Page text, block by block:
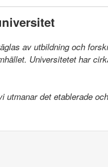
av utbildning och
Universitetet har
utmanar det etablerade